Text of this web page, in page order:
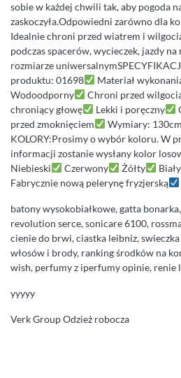
sobie w każdej chwili tak, aby pogoda
zaskoczyła.Odpowiedni zarówno dla
Idealnie chroni przed wiatrem i
podczas spacerów, wycieczek, jazdy na
rozmiarze
produktu: 01698
Materiał
Wodoodporny
Chroni przed
chroniący głowę
Lekki i poręczny
przed zmoknięciem
Wymiary:
KOLORY:Prosimy o wybór koloru. W
informacji zostanie wysłany kolor
Niebieski
Czerwony Żółty
Fabrycznie nową pelerynę fryzjerską
batony wysokobiałkowe, gatta
revolution serce, sonicare 6100,
cienie do brwi, ciastka leibniz,
włosów i brody, ranking środków na
wish, perfumy z iperfumy opinie, renie
yyyyy
Verk Group Odzież robocza